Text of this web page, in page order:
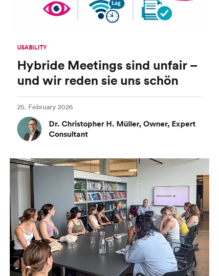
USABILITY
Hybride Meetings sind unfair –
und wir reden sie uns schön
25. February 2026
Dr. Christopher H. Müller, Owner, Expert
Consultant